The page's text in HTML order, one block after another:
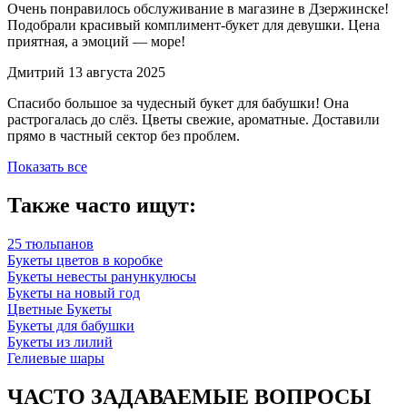
Очень понравилось обслуживание в магазине в Дзержинске!
Подобрали красивый комплимент-букет для девушки. Цена
приятная, а эмоций — море!
Дмитрий 13 августа 2025
Спасибо большое за чудесный букет для бабушки! Она
растрогалась до слёз. Цветы свежие, ароматные. Доставили
прямо в частный сектор без проблем.
Показать все
Также часто ищут:
25 тюльпанов
Букеты цветов в коробке
Букеты невесты ранункулюсы
Букеты на новый год
Цветные Букеты
Букеты для бабушки
Букеты из лилий
Гелиевые шары
ЧАСТО ЗАДАВАЕМЫЕ ВОПРОСЫ